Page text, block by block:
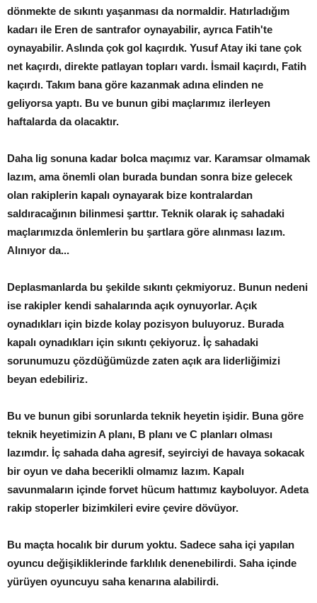
dönmekte de sıkıntı yaşanması da normaldir. Hatırladığım
kadarı ile Eren de santrafor oynayabilir, ayrıca Fatih'te
oynayabilir. Aslında çok gol kaçırdık. Yusuf Atay iki tane çok
net kaçırdı, direkte patlayan topları vardı. İsmail kaçırdı, Fatih
kaçırdı. Takım bana göre kazanmak adına elinden ne
geliyorsa yaptı. Bu ve bunun gibi maçlarımız ilerleyen
haftalarda da olacaktır.
Daha lig sonuna kadar bolca maçımız var. Karamsar olmamak
lazım, ama önemli olan burada bundan sonra bize gelecek
olan rakiplerin kapalı oynayarak bize kontralardan
saldıracağının bilinmesi şarttır. Teknik olarak iç sahadaki
maçlarımızda önlemlerin bu şartlara göre alınması lazım.
Alınıyor da...
Deplasmanlarda bu şekilde sıkıntı çekmiyoruz. Bunun nedeni
ise rakipler kendi sahalarında açık oynuyorlar. Açık
oynadıkları için bizde kolay pozisyon buluyoruz. Burada
kapalı oynadıkları için sıkıntı çekiyoruz. İç sahadaki
sorunumuzu çözdüğümüzde zaten açık ara liderliğimizi
beyan edebiliriz.
Bu ve bunun gibi sorunlarda teknik heyetin işidir. Buna göre
teknik heyetimizin A planı, B planı ve C planları olması
lazımdır. İç sahada daha agresif, seyirciyi de havaya sokacak
bir oyun ve daha becerikli olmamız lazım. Kapalı
savunmaların içinde forvet hücum hattımız kayboluyor. Adeta
rakip stoperler bizimkileri evire çevire dövüyor.
Bu maçta hocalık bir durum yoktu. Sadece saha içi yapılan
oyuncu değişikliklerinde farklılık denenebilirdi. Saha içinde
yürüyen oyuncuyu saha kenarına alabilirdi.